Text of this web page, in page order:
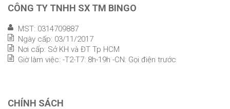
CÔNG TY TNHH SX TM BINGO
MST: 0314709887
Ngày cấp: 03/11/2017
Nơi cấp: Sở KH và ĐT Tp HCM
Giờ làm việc: -T2-T7: 8h-19h -CN: Gọi điện trước
CHÍNH SÁCH